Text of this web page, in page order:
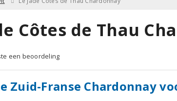
Côtes de Thau
een beoordeling
Zuid-Franse Chardonnay